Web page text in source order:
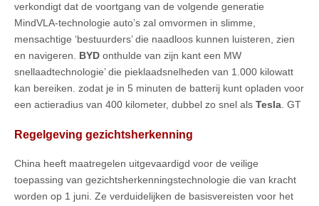
verkondigt dat de voortgang van de volgende generatie
MindVLA-technologie auto’s zal omvormen in slimme,
mensachtige ‘bestuurders’ die naadloos kunnen luisteren, zien
en navigeren. BYD onthulde van zijn kant een MW
snellaadtechnologie’ die pieklaadsnelheden van 1.000 kilowatt
kan bereiken. zodat je in 5 minuten de batterij kunt opladen voor
een actieradius van 400 kilometer, dubbel zo snel als Tesla. GT
Regelgeving gezichtsherkenning
China heeft maatregelen uitgevaardigd voor de veilige
toepassing van gezichtsherkenningstechnologie die van kracht
worden op 1 juni. Ze verduidelijken de basisvereisten voor het